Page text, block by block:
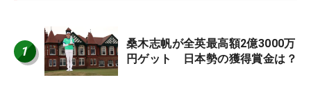
1
桑木志帆が全英最高額2億3000万
円ゲット 日本勢の獲得賞金は？